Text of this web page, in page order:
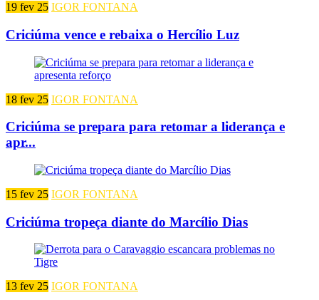
19 fev 25 IGOR FONTANA
Criciúma vence e rebaixa o Hercílio Luz
18 fev 25 IGOR FONTANA
Criciúma se prepara para retomar a liderança e
apr...
15 fev 25 IGOR FONTANA
Criciúma tropeça diante do Marcílio Dias
13 fev 25 IGOR FONTANA